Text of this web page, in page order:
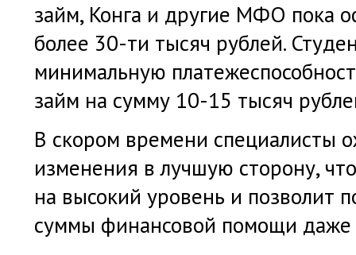
займ, Конга и другие МФО пока
более 30-ти тысяч рублей.
минимальную
займ на сумму 10-15 тысяч
В скором времени специалисты
изменения в лучшую сторону,
на высокий уровень и позволит
суммы финансовой помощи даже